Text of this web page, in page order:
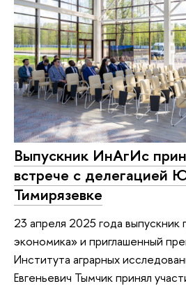
Выпускник ИнАгИс
встрече с делегацией
Тимирязевке
23 апреля 2025 года выпускник
экономика» и приглашенный
Института аграрных
Евгеньевич Тымчик принял